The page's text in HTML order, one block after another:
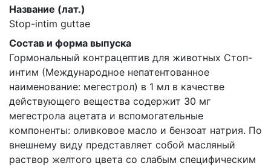
Название (лат.)
Stop-intim guttae
Состав и форма выпуска
Гормональный контрацептив для животных Стоп-
интим (Международное непатентованное
наименование: мегестрол) в 1 мл в качестве
действующего вещества содержит 30 мг
мегестрола ацетата и вспомогательные
компоненты: оливковое масло и бензоат натрия. По
внешнему виду представляет собой масляный
раствор желтого цвета со слабым специфическим